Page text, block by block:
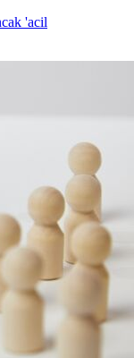
'acil